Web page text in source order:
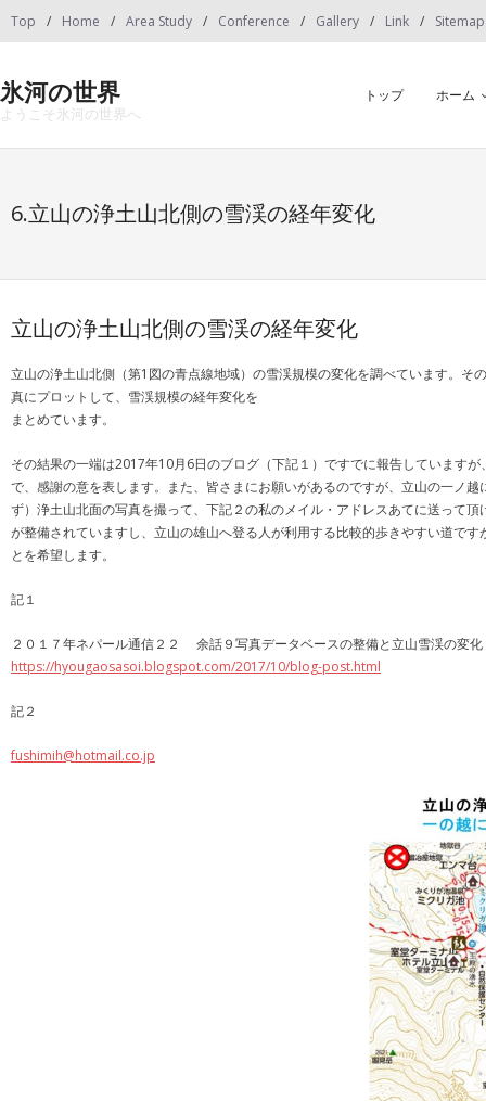
Top Home Area Study Conference Gallery Link Sitemap
氷河の世界
ようこそ氷河の世界へ
トップ ホーム
6.立山の浄土山北側の雪渓の経年変化
立山の浄土山北側の雪渓の経年変化
立山の浄土山北側（第1図の青点線地域）の雪渓規模の変化を調べています。
真にプロットして、雪渓規模の経年変化を
まとめています。
その結果の一端は2017年10月6日のブログ（下記１）ですでに報告しています
で、感謝の意を表します。また、皆さまにお願いがあるのですが、立山の一ノ
ず）浄土山北面の写真を撮って、下記２の私のメイル・アドレスあてに送って
が整備されていますし、立山の雄山へ登る人が利用する比較的歩きやすい道で
とを希望します。
記１
２０１７年ネパール通信２２ 余話９写真データベースの整備と立山雪渓の変
https://hyougaosasoi.blogspot.com/2017/10/blog-post.html
記２
fushimih@hotmail.co.jp